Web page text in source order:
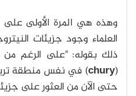
وهذه هي المرة الأولى على
العلماء وجود جزيئات
ذلك بقوله: "على الرغم
(
chury) في نفس منطقة
حتى الآن من العثور على